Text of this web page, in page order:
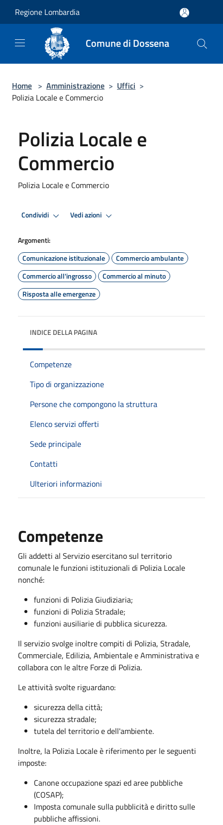
Regione Lombardia
Comune di Dossena
Home > Amministrazione > Uffici >
Polizia Locale e Commercio
Polizia Locale e
Commercio
Polizia Locale e Commercio
Condividi Vedi azioni
Argomenti:
Comunicazione istituzionale
Commercio ambulante
Commercio all'ingrosso
Commercio al minuto
Risposta alle emergenze
INDICE DELLA PAGINA
Competenze
Tipo di organizzazione
Persone che compongono la struttura
Elenco servizi offerti
Sede principale
Contatti
Ulteriori informazioni
Competenze
Gli addetti al Servizio esercitano sul territorio
comunale le funzioni istituzionali di Polizia Locale
nonché:
funzioni di Polizia Giudiziaria;
funzioni di Polizia Stradale;
funzioni ausiliarie di pubblica sicurezza.
Il servizio svolge inoltre compiti di Polizia, Stradale,
Commerciale, Edilizia, Ambientale e Amministrativa e
collabora con le altre Forze di Polizia.
Le attività svolte riguardano:
sicurezza della città;
sicurezza stradale;
tutela del territorio e dell'ambiente.
Inoltre, la Polizia Locale è riferimento per le seguenti
imposte:
Canone occupazione spazi ed aree pubbliche
(COSAP);
Imposta comunale sulla pubblicità e diritto sulle
pubbliche affissioni.